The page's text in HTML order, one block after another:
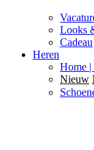
Looks
Cadeau
Heren
Home |
Nieuw